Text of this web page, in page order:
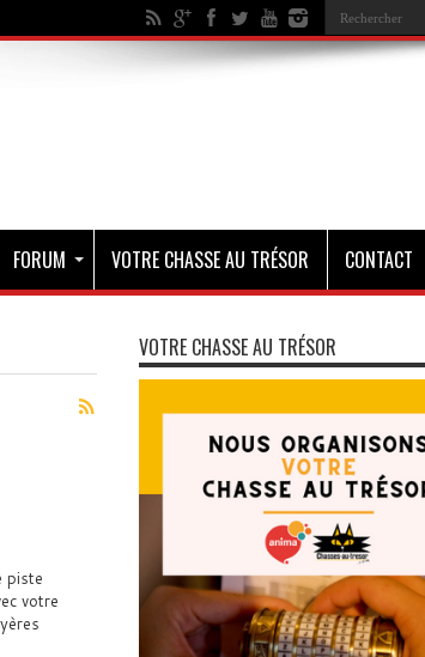
FORUM VOTRE CHASSE AU TRÉSOR CONTACT
piste
votre
VOTRE CHASSE AU TRÉSOR